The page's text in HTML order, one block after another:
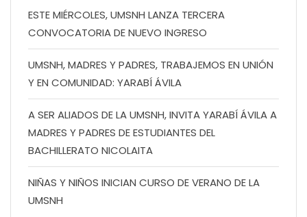
ESTE MIÉRCOLES, UMSNH LANZA TERCERA
CONVOCATORIA DE NUEVO INGRESO
UMSNH, MADRES Y PADRES, TRABAJEMOS EN UNIÓN
Y EN COMUNIDAD: YARABÍ ÁVILA
A SER ALIADOS DE LA UMSNH, INVITA YARABÍ ÁVILA A
MADRES Y PADRES DE ESTUDIANTES DEL
BACHILLERATO NICOLAITA
NIÑAS Y NIÑOS INICIAN CURSO DE VERANO DE LA
UMSNH